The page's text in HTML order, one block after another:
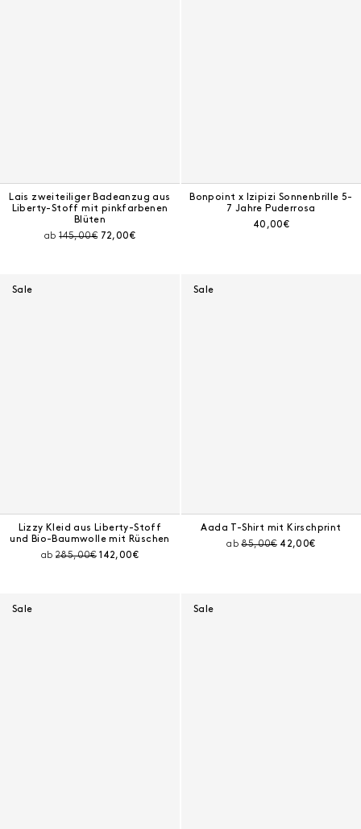
Lais zweiteiliger Badeanzug aus
Liberty-Stoff mit pinkfarbenen
Blüten
abPreis vor Rabatt:
145,00€ Aktueller Preis:
72,00€
Bonpoint x Izipizi Sonnenbrille 5-
7 Jahre Puderrosa
Aktueller Preis:
40,00€
Sale
Lizzy Kleid aus Liberty-Stoff
und Bio-Baumwolle mit Rüschen
abPreis vor Rabatt:
285,00€ Aktueller Preis:
142,00€
Sale
Aada T-Shirt mit Kirschprint
abPreis vor Rabatt:
85,00€ Aktueller Preis:
42,00€
Sale Sale